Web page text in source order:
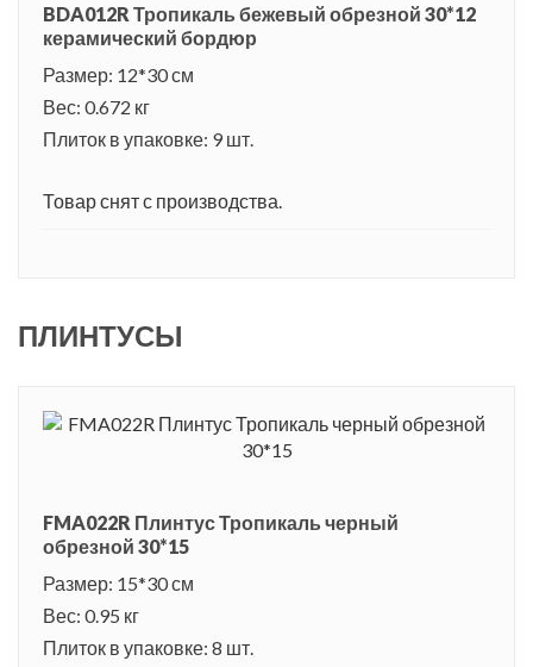
BDA012R Тропикаль бежевый обрезной 30*12
керамический бордюр
Размер: 12*30 см
Вес: 0.672 кг
Плиток в упаковке: 9 шт.
Товар снят с производства.
ПЛИНТУСЫ
FMA022R Плинтус Тропикаль черный
обрезной 30*15
Размер: 15*30 см
Вес: 0.95 кг
Плиток в упаковке: 8 шт.